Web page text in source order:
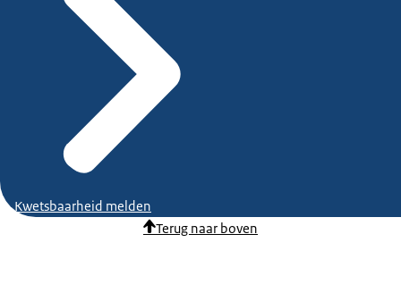
Kwetsbaarheid melden
Terug naar boven